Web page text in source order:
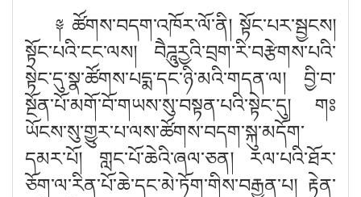
༈ ཚོགས་བདག་འཁོར་ལོ་ནི། སྟོང་པར་སྦྱངས།
སྟོང་པའི་ངང་ལས། བཻཌཱུརྱའི་བྲག་རི་བརྩེགས་པའི་
སྟེང་དུ་སྣ་ཚོགས་པདྨ་དང་ཉི་མའི་གདན་ལ། བྱི་བ་
སྔོན་པོ་མགོ་བོ་གཡས་སུ་བསྟན་པའི་སྟེང་དུ། གཿ
ཡོངས་སུ་གྱུར་པ་ལས་ཚོགས་བདག་སྐུ་མདོག་
དམར་པོ། གླང་པོ་ཆེའི་ཞལ་ཅན། རལ་པའི་ཐོར་
ཅོག་ལ་རིན་པོ་ཆེ་དང་མེ་ཏོག་གིས་བརྒྱན་པ། རྟེན་